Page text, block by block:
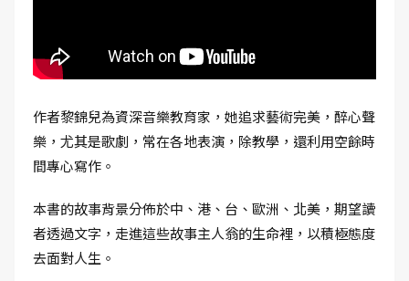
作者黎錦兒為資深音樂教育家，她追求藝術完美，醉心聲
樂，尤其是歌劇，常在各地表演，除教學，還利用空餘時
間專心寫作。
本書的故事背景分佈於中、港、台、歐洲、北美，期望讀
者透過文字，走進這些故事主人翁的生命裡，以積極態度
去面對人生。